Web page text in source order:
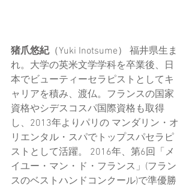
猪爪悠紀（Yuki Inotsume） 福井県生ま
れ。大学の英米文学学科を卒業後、日
本でビューティーセラピストとしてキ
ャリアを積み、渡仏。フランスの国家
資格やシデスコスパ国際資格も取得
し、2013年よりパリの マンダリン・オ
リエンタル・スパでトップスパセラピ
ストとして活躍。 2016年、第6回「メ
イユー・マン・ド・フランス」(フラン
スのベストハンドコンクール)で準優勝